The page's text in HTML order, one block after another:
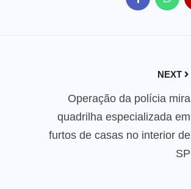
NEXT
Operação da polícia mira
quadrilha especializada em
furtos de casas no interior de
SP